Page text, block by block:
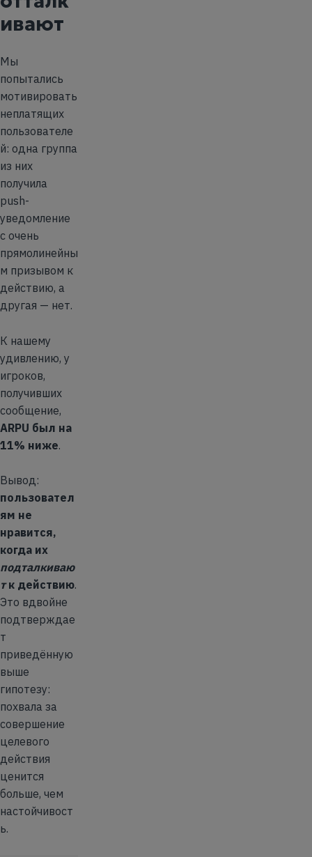
ивают
Мы
попытались
мотивировать
неплатящих
пользователе
й: одна группа
из них
получила
push-
уведомление
с очень
прямолинейны
м призывом к
действию, а
другая — нет.
К нашему
удивлению, у
игроков,
получивших
сообщение,
ARPU был на
11% ниже.
Вывод:
пользовател
ям не
нравится,
когда их
подталкиваю
тк действию.
Это вдвойне
подтверждае
т
приведённую
выше
гипотезу:
похвала за
совершение
целевого
действия
ценится
больше, чем
настойчивост
ь.